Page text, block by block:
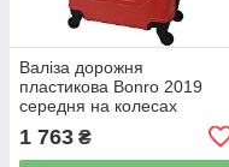
Валіза дорожня
пластикова Bonro 2019
середня на колесах
42401130
1 763 ₴